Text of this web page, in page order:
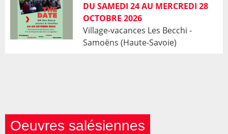
DU SAMEDI 24 AU MERCREDI 28
OCTOBRE 2026
Village-vacances Les Becchi -
Samoëns (Haute-Savoie)
Oeuvres salésiennes